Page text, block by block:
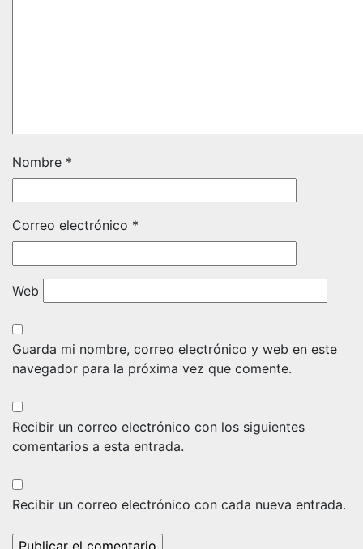
Nombre *
Correo electrónico *
Web
Guarda mi nombre, correo electrónico y web en este
navegador para la próxima vez que comente.
Recibir un correo electrónico con los siguientes
comentarios a esta entrada.
Recibir un correo electrónico con cada nueva entrada.